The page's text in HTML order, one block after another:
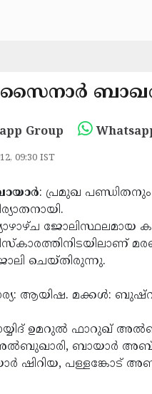
Group
09:30 IST
: പ്രമുഖ
ജോലിസ്ഥലമായ
ചെയ്തിരുന്നു.
ആയിഷ. മക്കള്‍:
ഉമറുല്‍ ഫാറുഖ്
ബായാര്‍
ഷിറിയ, പള്ളങ്കോട്